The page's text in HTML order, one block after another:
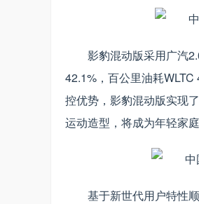
影豹混动版采用广汽
42.1%，百公里油耗
控优势，影豹混动版实现
运动造型，将成为年轻家
基于新世代用户特性